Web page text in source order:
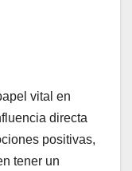
vital en
directa
positivas,
tener un